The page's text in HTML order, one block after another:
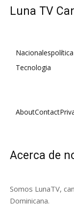
Luna TV
Nacionalespolítica
Tecnologia
AboutContact
Acerca de
Somos LunaTV,
Dominicana.